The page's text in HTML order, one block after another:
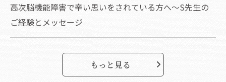
高次脳機能障害で辛い思いをされている方へ～S先生の
ご経験とメッセージ
もっと見る